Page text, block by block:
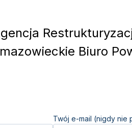
Biuro
Twój e-mail (nigdy nie